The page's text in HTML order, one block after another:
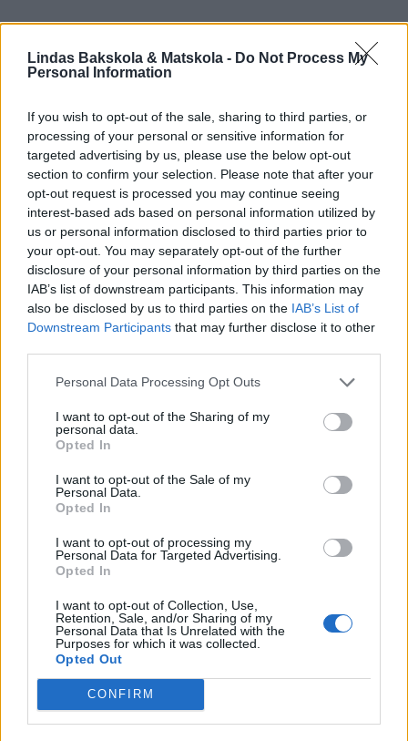
Lindas Bakskola & Matskola - Do Not Process My
Personal Information
If you wish to opt-out of the sale, sharing to third parties, or
processing of your personal or sensitive information for
targeted advertising by us, please use the below opt-out
section to confirm your selection. Please note that after your
opt-out request is processed you may continue seeing
interest-based ads based on personal information utilized by
us or personal information disclosed to third parties prior to
your opt-out. You may separately opt-out of the further
disclosure of your personal information by third parties on the
IAB’s list of downstream participants. This information may
also be disclosed by us to third parties on the IAB’s List of
Downstream Participants that may further disclose it to other
Personal Data Processing Opt Outs
I want to opt-out of the Sharing of my
personal data.
Opted In
I want to opt-out of the Sale of my
Personal Data.
Opted In
I want to opt-out of processing my
Personal Data for Targeted Advertising.
Opted In
I want to opt-out of Collection, Use,
Retention, Sale, and/or Sharing of my
Personal Data that Is Unrelated with the
Purposes for which it was collected.
Opted Out
CONFIRM
Prenumerera